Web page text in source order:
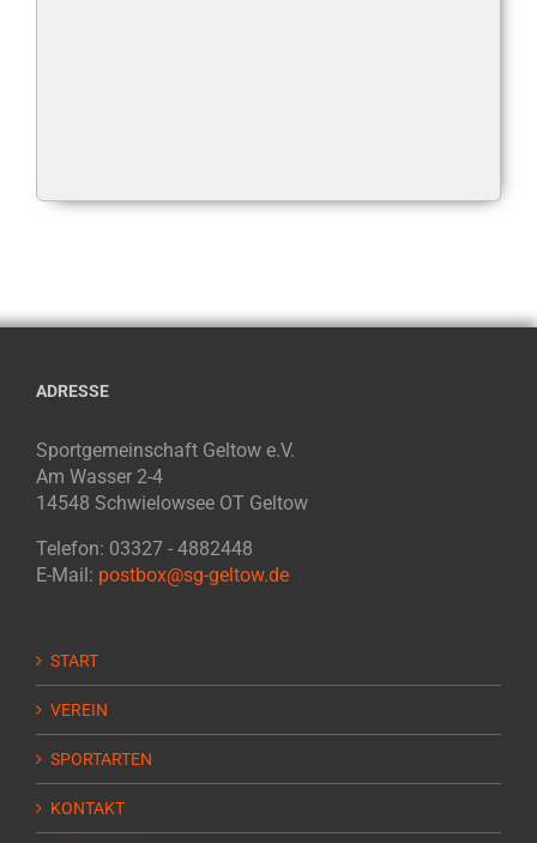
ADRESSE
Sportgemeinschaft Geltow e.V.
Am Wasser 2-4
14548 Schwielowsee OT Geltow
Telefon: 03327 - 4882448
E-Mail: postbox@sg-geltow.de
START
VEREIN
SPORTARTEN
KONTAKT